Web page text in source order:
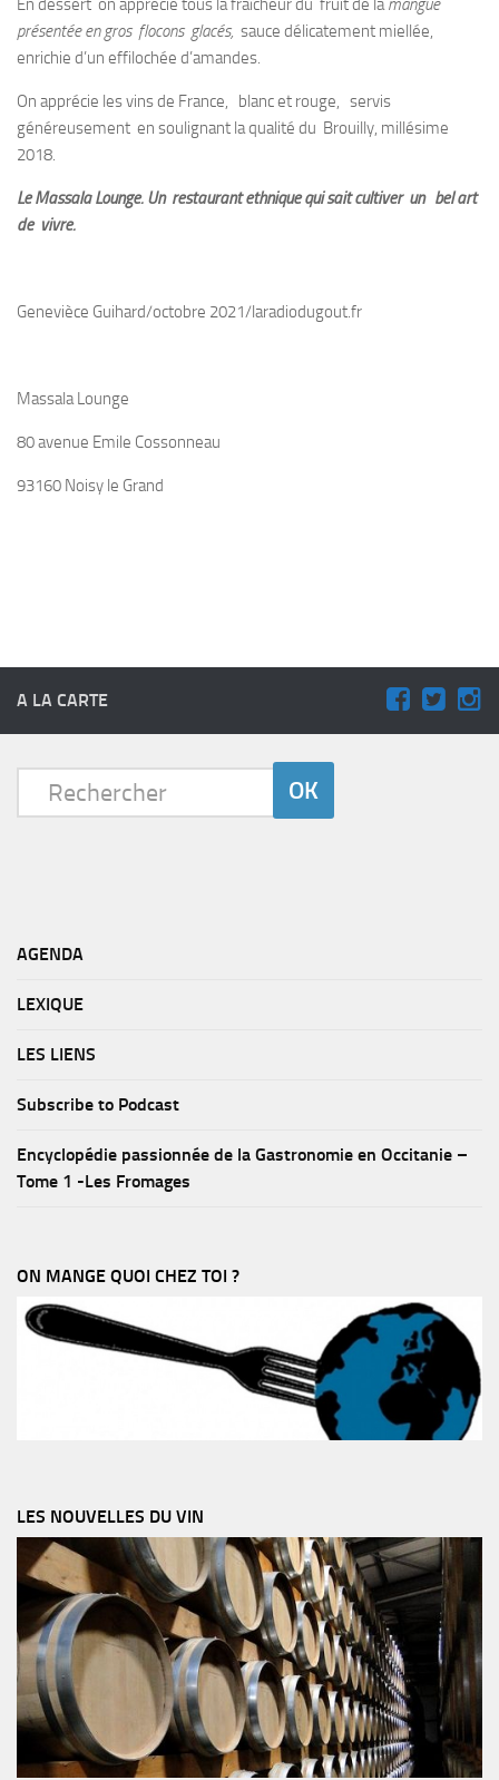
En dessert on apprécie tous la fraîcheur du fruit de lamangue
présentée en gros flocons glacés, sauce délicatement miellée,
enrichie d’un effilochée d’amandes.
On apprécie les vins de France, blanc et rouge, servis
généreusement en soulignant la qualité du Brouilly, millésime
2018.
Le Massala Lounge. Un restaurant ethnique qui sait cultiver un bel art
de vivre.
Genevièce Guihard/octobre 2021/laradiodugout.fr
Massala Lounge
80 avenue Emile Cossonneau
93160 Noisy le Grand
A LA CARTE
AGENDA
LEXIQUE
LES LIENS
Subscribe to Podcast
Encyclopédie passionnée de la Gastronomie en Occitanie –
Tome 1 -Les Fromages
ON MANGE QUOI CHEZ TOI ?
LES NOUVELLES DU VIN